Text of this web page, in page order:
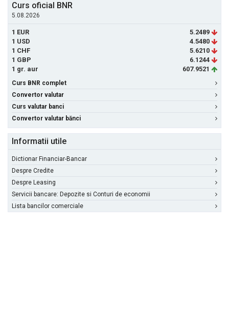
Curs oficial BNR
5.08.2026
1 EUR
5.2489
1 USD
4.5480
1 CHF
5.6210
1 GBP
6.1244
1 gr. aur
607.9521
Curs BNR complet
Convertor valutar
Curs valutar banci
Convertor valutar bănci
Informatii utile
Dictionar Financiar-Bancar
Despre Credite
Despre Leasing
Servicii bancare: Depozite si Conturi de economii
Lista bancilor comerciale